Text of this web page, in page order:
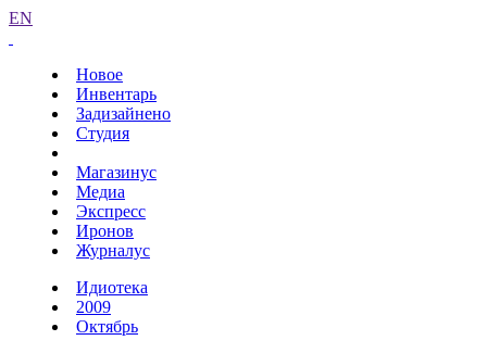
EN
Новое
Инвентарь
Задизайнено
Студия
Магазинус
Медиа
Экспресс
Иронов
Журналус
Идиотека
2009
Октябрь